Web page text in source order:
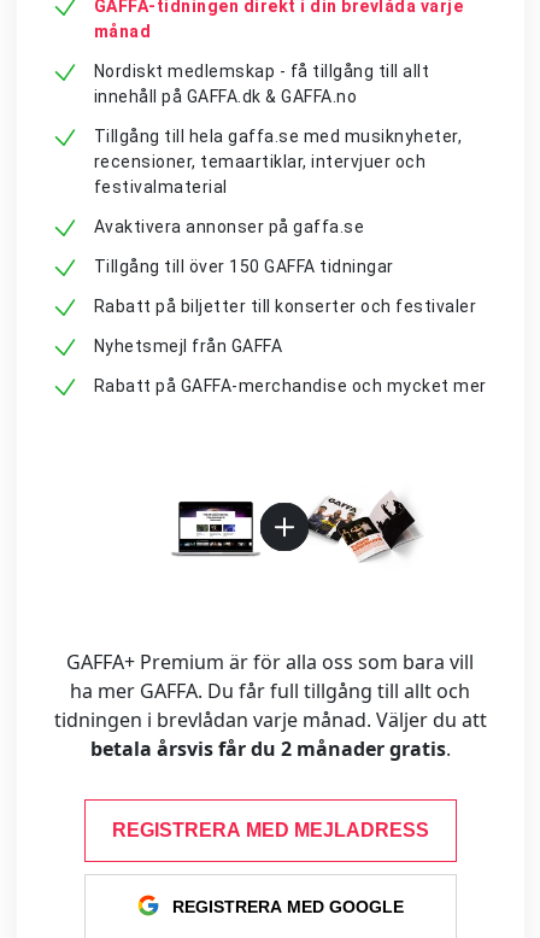
GAFFA-tidningen direkt i din brevlåda varje
månad
Nordiskt medlemskap - få tillgång till allt
innehåll på GAFFA.dk & GAFFA.no
Tillgång till hela gaffa.se med musiknyheter,
recensioner, temaartiklar, intervjuer och
festivalmaterial
Avaktivera annonser på gaffa.se
Tillgång till över 150 GAFFA tidningar
Rabatt på biljetter till konserter och festivaler
Nyhetsmejl från GAFFA
Rabatt på GAFFA-merchandise och mycket mer
GAFFA+ Premium är för alla oss som bara vill
ha mer GAFFA. Du får full tillgång till allt och
tidningen i brevlådan varje månad. Väljer du att
betala årsvis får du 2 månader gratis.
REGISTRERA MED MEJLADRESS
REGISTRERA MED GOOGLE